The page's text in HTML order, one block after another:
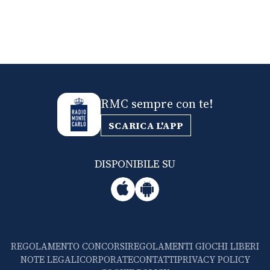
RMC sempre con te!
SCARICA L'APP
DISPONIBILE SU
REGOLAMENTO CONCORSIREGOLAMENTI GIOCHI LIBERI
NOTE LEGALICORPORATECONTATTIPRIVACY POLICY